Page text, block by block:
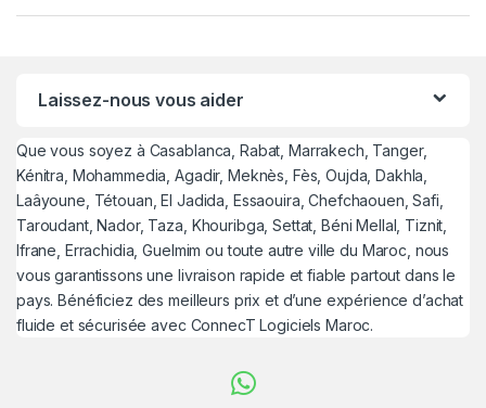
Laissez-nous vous aider
Que vous soyez à Casablanca, Rabat, Marrakech, Tanger,
Kénitra, Mohammedia, Agadir, Meknès, Fès, Oujda, Dakhla,
Laâyoune, Tétouan, El Jadida, Essaouira, Chefchaouen, Safi,
Taroudant, Nador, Taza, Khouribga, Settat, Béni Mellal, Tiznit,
Ifrane, Errachidia, Guelmim ou toute autre ville du Maroc, nous
vous garantissons une livraison rapide et fiable partout dans le
pays. Bénéficiez des meilleurs prix et d’une expérience d’achat
fluide et sécurisée avec ConnecT Logiciels Maroc.